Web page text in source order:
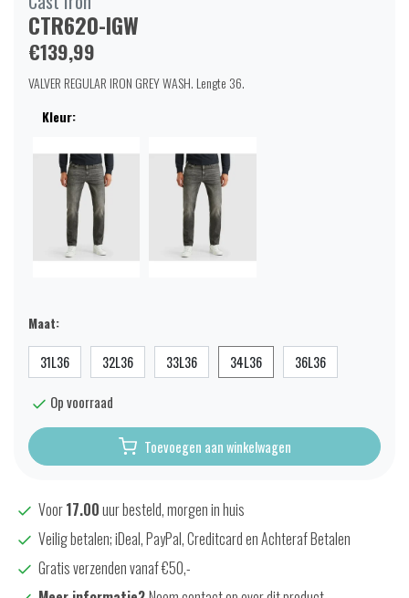
CTR620-IGW
€139,99
VALVER REGULAR IRON GREY WASH. Lengte 36.
Kleur:
Maat:
31L36 32L36 33L36 34L36 36L36
Op voorraad
Toevoegen aan winkelwagen
Voor17.00uur besteld, morgen in huis
Veilig betalen; iDeal, PayPal, Creditcard en Achteraf Betalen
Gratis verzenden vanaf €50,-